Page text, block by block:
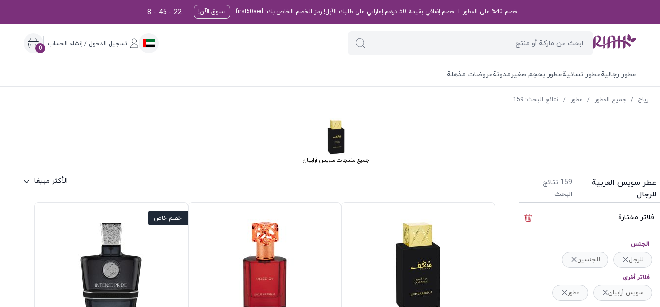
خصم 40% على العطور + خصم إضافي بقيمة 50 درهم إماراتي على طلبك الأول! رمز الخصم الخاص بك: first50aed تسوق الآن! 21
:
45
:
8
تسجيل الدخول / إنشاء الحساب
0
عطور رجاليةعطور نسائيةعطور بحجم صغيرمدونةعروضات مذهلة
ریاح / جميع العطور / عطور / نتائج البحث: 159
جميع منتجات سويس أرابيان
عطر سويس العربية
للرجال
159 نتائج
البحث
الأكثر مبيعًا
فلاتر مختارة
الجنس
للرجال للجنسين
فلاتر أخرى
سويس أرابيان عطور
خصم خاص